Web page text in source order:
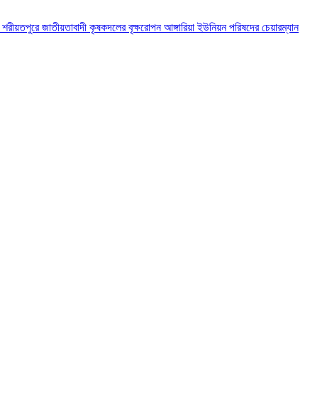
শরীয়তপুরে জাতীয়তাবাদী কৃষকদলের বৃক্ষরোপনআঙ্গারিয়া ইউনিয়ন পরিষদের চেয়ারম্যান